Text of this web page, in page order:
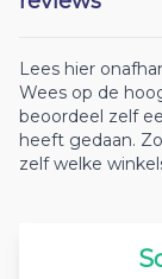
Lees hier
Wees op de
beoordeel zelf
heeft gedaan.
zelf welke